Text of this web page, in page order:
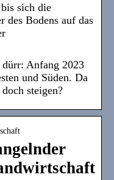
sich die
des Bodens auf das
Anfang 2023
und Süden. Da
steigen?